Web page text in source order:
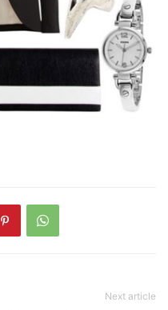
Next article